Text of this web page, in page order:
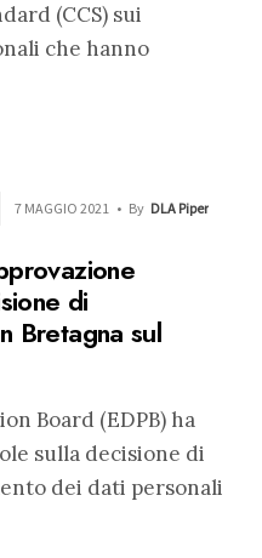
(CCS) sui
che hanno
7 MAGGIO 2021 • By DLA Piper
di
Bretagna sul
Board (EDPB) ha
sulla decisione di
dei dati personali